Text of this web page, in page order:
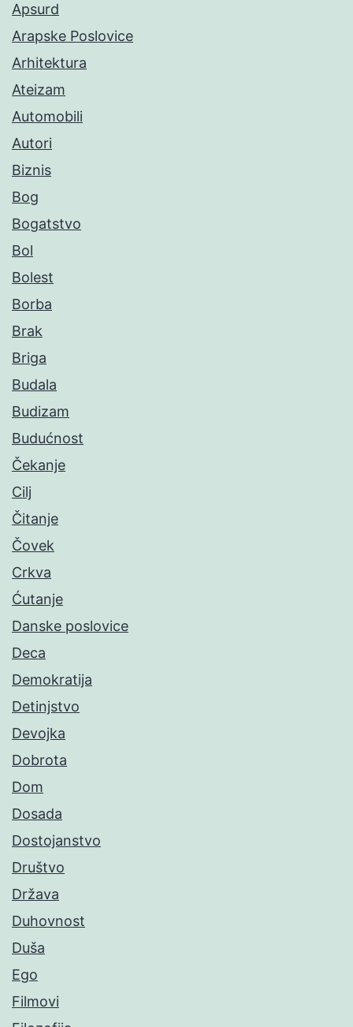
Apsurd
Arapske Poslovice
Arhitektura
Ateizam
Automobili
Autori
Biznis
Bog
Bogatstvo
Bol
Bolest
Borba
Brak
Briga
Budala
Budizam
Budućnost
Čekanje
Cilj
Čitanje
Čovek
Crkva
Ćutanje
Danske poslovice
Deca
Demokratija
Detinjstvo
Devojka
Dobrota
Dom
Dosada
Dostojanstvo
Društvo
Država
Duhovnost
Duša
Ego
Filmovi